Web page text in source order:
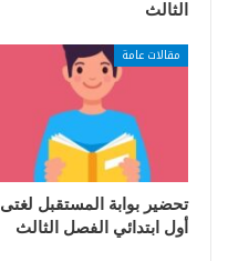
الثالث
مقالات عامة
تحضير بوابة المستقبل لغتى
أول ابتدائي الفصل الثالث